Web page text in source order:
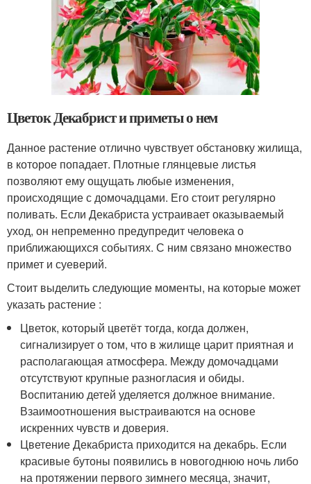
Цветок Декабрист и приметы о нем
Данное растение отлично чувствует обстановку жилища,
в которое попадает. Плотные глянцевые листья
позволяют ему ощущать любые изменения,
происходящие с домочадцами. Его стоит регулярно
поливать. Если Декабриста устраивает оказываемый
уход, он непременно предупредит человека о
приближающихся событиях. С ним связано множество
примет и суеверий.
Стоит выделить следующие моменты, на которые может
указать растение :
Цветок, который цветёт тогда, когда должен,
сигнализирует о том, что в жилище царит приятная и
располагающая атмосфера. Между домочадцами
отсутствуют крупные разногласия и обиды.
Воспитанию детей уделяется должное внимание.
Взаимоотношения выстраиваются на основе
искренних чувств и доверия.
Цветение Декабриста приходится на декабрь. Если
красивые бутоны появились в новогоднюю ночь либо
на протяжении первого зимнего месяца, значит,